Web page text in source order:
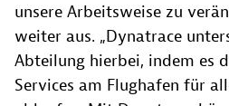
unsere Arbeitsweise zu
weiter aus. „Dynatrace
Abteilung hierbei, indem es
Services am Flughafen für